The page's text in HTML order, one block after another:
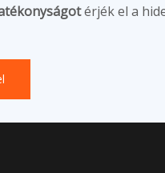
érjék el a